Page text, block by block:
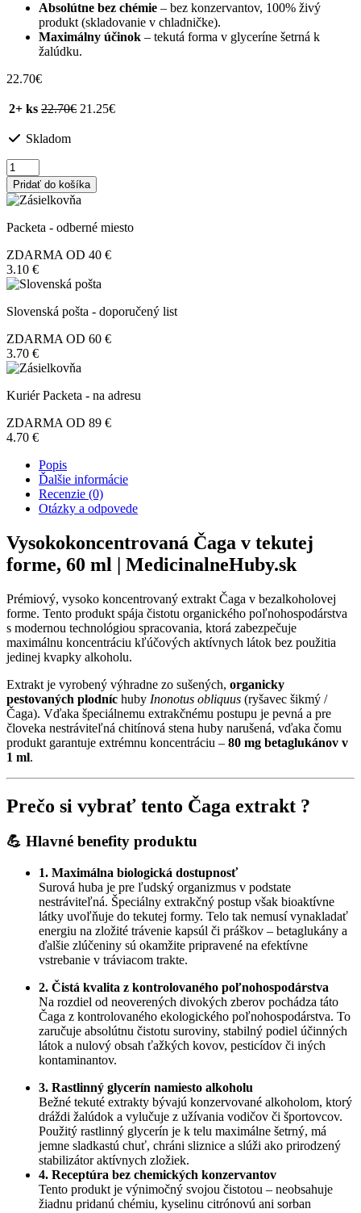
Absolútne bez chémie – bez konzervantov, 100% živý
produkt (skladovanie v chladničke).
Maximálny účinok – tekutá forma v glyceríne šetrná k
žalúdku.
22.70€
2+ ks 22.70€ 21.25€
Skladom
množstvo
Pure
Čaga
essence,
60
Pridať do košíka
Packeta - odberné miesto
ZDARMA OD 40 €
3.10 €
Slovenská pošta - doporučený list
ZDARMA OD 60 €
3.70 €
Kuriér Packeta - na adresu
ZDARMA OD 89 €
4.70 €
Popis
Ďalšie informácie
Recenzie (0)
Otázky a odpovede
Vysokokoncentrovaná Čaga v tekutej
forme, 60 ml | MedicinalneHuby.sk
Prémiový, vysoko koncentrovaný extrakt Čaga v bezalkoholovej
forme. Tento produkt spája čistotu organického poľnohospodárstva
s modernou technológiou spracovania, ktorá zabezpečuje
maximálnu koncentráciu kľúčových aktívnych látok bez použitia
jedinej kvapky alkoholu.
Extrakt je vyrobený výhradne zo sušených, organicky
pestovaných plodníc huby Inonotus obliquus (ryšavec šikmý /
Čaga). Vďaka špeciálnemu extrakčnému postupu je pevná a pre
človeka nestráviteľná chitínová stena huby narušená, vďaka čomu
produkt garantuje extrémnu koncentráciu – 80 mg betaglukánov v
1 ml.
Prečo si vybrať tento Čaga extrakt ?
💪 Hlavné benefity produktu
1. Maximálna biologická dostupnosť
Surová huba je pre ľudský organizmus v podstate
nestráviteľná. Špeciálny extrakčný postup však bioaktívne
látky uvoľňuje do tekutej formy. Telo tak nemusí vynakladať
energiu na zložité trávenie kapsúl či práškov – betaglukány a
ďalšie zlúčeniny sú okamžite pripravené na efektívne
vstrebanie v tráviacom trakte.
2. Čistá kvalita z kontrolovaného poľnohospodárstva
Na rozdiel od neoverených divokých zberov pochádza táto
Čaga z kontrolovaného ekologického poľnohospodárstva. To
zaručuje absolútnu čistotu suroviny, stabilný podiel účinných
látok a nulový obsah ťažkých kovov, pesticídov či iných
kontaminantov.
3. Rastlinný glycerín namiesto alkoholu
Bežné tekuté extrakty bývajú konzervované alkoholom, ktorý
dráždi žalúdok a vylučuje z užívania vodičov či športovcov.
Použitý rastlinný glycerín je k telu maximálne šetrný, má
jemne sladkastú chuť, chráni sliznice a slúži ako prirodzený
stabilizátor aktívnych zložiek.
4. Receptúra bez chemických konzervantov
Tento produkt je výnimočný svojou čistotou – neobsahuje
žiadnu pridanú chémiu, kyselinu citrónovú ani sorban